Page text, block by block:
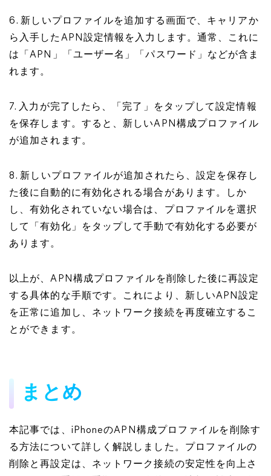
6. 新しいプロファイルを追加する画面で、キャリアか
ら入手したAPN設定情報を入力します。通常、これに
は「APN」「ユーザー名」「パスワード」などが含ま
れます。
7. 入力が完了したら、「完了」をタップして設定情報
を保存します。すると、新しいAPN構成プロファイル
が追加されます。
8. 新しいプロファイルが追加されたら、設定を保存し
た後に自動的に有効化される場合があります。しか
し、有効化されていない場合は、プロファイルを選択
して「有効化」をタップして手動で有効化する必要が
あります。
以上が、APN構成プロファイルを削除した後に再設定
する具体的な手順です。これにより、新しいAPN設定
を正常に追加し、ネットワーク接続を再度確立するこ
とができます。
まとめ
本記事では、iPhoneのAPN構成プロファイルを削除す
る方法について詳しく解説しました。プロファイルの
削除と再設定は、ネットワーク接続の安定性を向上さ